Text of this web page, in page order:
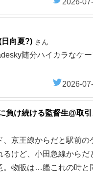
向夏?) さん
随分ハイカラなケ
2026-
負け続ける監督生@取
、京王線からだと駅前の
るけど、小田急線からだ
。物販は…艦これの時と